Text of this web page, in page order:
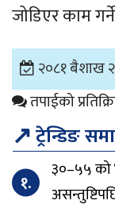
जोडिएर काम
२०८१ बैशाख
तपाईको
↗ट्रेन्डिङ
१.
३०–५५ को